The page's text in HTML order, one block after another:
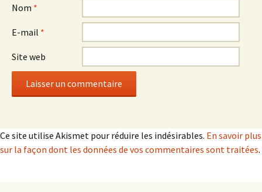
Nom *
E-mail *
Site web
Ce site utilise Akismet pour réduire les indésirables. En savoir plus
sur la façon dont les données de vos commentaires sont traitées.